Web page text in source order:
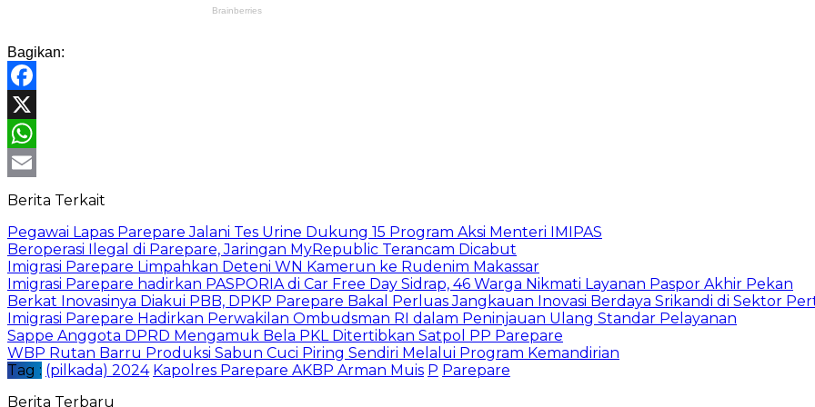
Bagikan:
Facebook
X
WhatsApp
Email
Berita Terkait
Pegawai Lapas Parepare Jalani Tes Urine Dukung 15 Program Aksi Menteri IMIPAS
Beroperasi Ilegal di Parepare, Jaringan MyRepublic Terancam Dicabut
Imigrasi Parepare Limpahkan Deteni WN Kamerun ke Rudenim Makassar
Imigrasi Parepare hadirkan PASPORIA di Car Free Day Sidrap, 46 Warga Nikmati Layanan Paspor Akhir Pekan
Berkat Inovasinya Diakui PBB, DPKP Parepare Bakal Perluas Jangkauan Inovasi Berdaya Srikandi di Sektor
Imigrasi Parepare Hadirkan Perwakilan Ombudsman RI dalam Peninjauan Ulang Standar Pelayanan
Sappe Anggota DPRD Mengamuk Bela PKL Ditertibkan Satpol PP Parepare
WBP Rutan Barru Produksi Sabun Cuci Piring Sendiri Melalui Program Kemandirian
Tag : (pilkada) 2024 Kapolres Parepare AKBP Arman Muis P Parepare
Berita Terbaru